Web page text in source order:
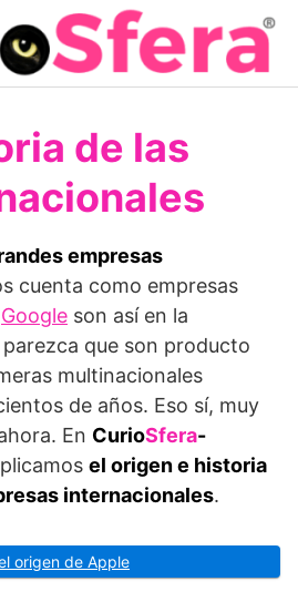
de las
empresas
cuenta como empresas
Google son así en la
que son producto
multinacionales
de años. Eso sí, muy
En CurioSfera-
el origen e historia
internacionales.
origen de Apple